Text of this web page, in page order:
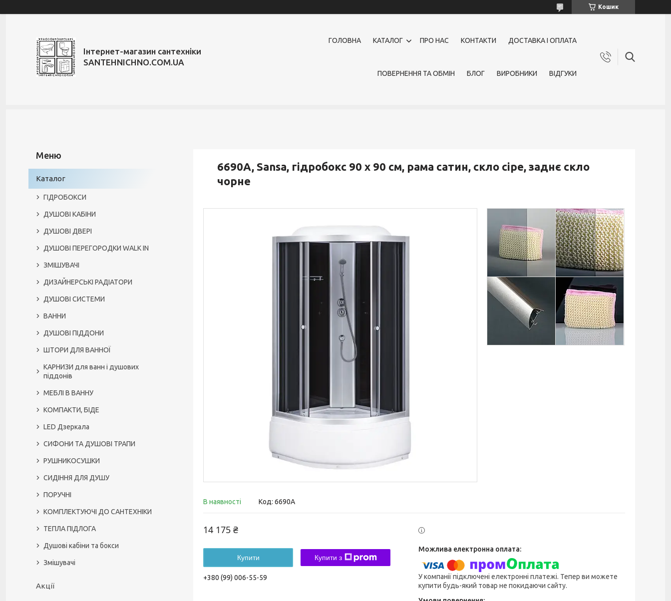
Кошик
Інтернет-магазин сантехніки
SANTEHNICHNO.COM.UA
ГОЛОВНА КАТАЛОГ ПРО НАС КОНТАКТИ ДОСТАВКА І ОПЛАТА
ПОВЕРНЕННЯ ТА ОБМІН БЛОГ ВИРОБНИКИ ВІДГУКИ
6690A, Sansa, гідробокс 90 х 90 см, рама сатин, скло сіре, заднє скло
чорне
В наявності Код: 6690A
14 175 ₴
Купити Купити з
+380 (99) 006-55-59
У компанії підключені електронні платежі. Тепер ви можете
купити будь-який товар не покидаючи сайту.
Каталог
ГІДРОБОКСИ
ДУШОВІ КАБІНИ
ДУШОВІ ДВЕРІ
ДУШОВІ ПЕРЕГОРОДКИ WALK IN
ЗМІШУВАЧІ
ДИЗАЙНЕРСЬКІ РАДІАТОРИ
ДУШОВІ СИСТЕМИ
ВАННИ
ДУШОВІ ПІДДОНИ
ШТОРИ ДЛЯ ВАННОЇ
КАРНИЗИ для ванн і душових
піддонів
МЕБЛІ В ВАННУ
КОМПАКТИ, БІДЕ
LED Дзеркала
СИФОНИ ТА ДУШОВІ ТРАПИ
РУШНИКОСУШКИ
СИДІННЯ ДЛЯ ДУШУ
ПОРУЧНІ
КОМПЛЕКТУЮЧІ ДО САНТЕХНІКИ
ТЕПЛА ПІДЛОГА
Душові кабіни та бокси
Змішувачі
Акції